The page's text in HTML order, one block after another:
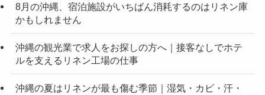
8月の沖縄、宿泊施設がいちばん消耗するのはリネン庫
かもしれません
沖縄の観光業で求人をお探しの方へ｜接客なしでホテ
ルを支えるリネン工場の仕事
沖縄の夏はリネンが最も傷む季節｜湿気・カビ・汗・